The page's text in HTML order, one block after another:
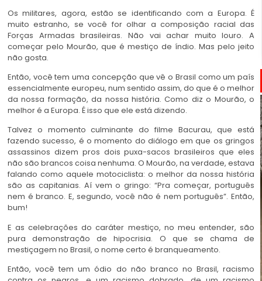
Os militares, agora, estão se identificando com a Europa. É
muito estranho, se você for olhar a composição racial das
Forças Armadas brasileiras. Não vai achar muito louro. A
começar pelo Mourão, que é mestiço de índio. Mas pelo jeito
não gosta.
Então, você tem uma concepção que vê o Brasil como um país
essencialmente europeu, num sentido assim, do que é o melhor
da nossa formação, da nossa história. Como diz o Mourão, o
melhor é a Europa. É isso que ele está dizendo.
Talvez o momento culminante do filme Bacurau, que está
fazendo sucesso, é o momento do diálogo em que os gringos
assassinos dizem pros dois puxa-sacos brasileiros que eles
não são brancos coisa nenhuma. O Mourão, na verdade, estava
falando como aquele motociclista: o melhor da nossa história
são as capitanias. Aí vem o gringo: “Pra começar, português
nem é branco. E, segundo, você não é nem português”. Então,
bum!
E as celebrações do caráter mestiço, no meu entender, são
pura demonstração de hipocrisia. O que se chama de
mestiçagem no Brasil, o nome certo é branqueamento.
Então, você tem um ódio do não branco no Brasil, racismo